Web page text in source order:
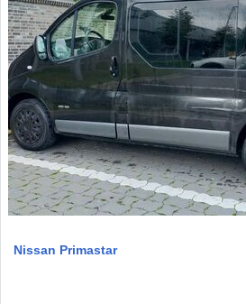
Nissan Primastar